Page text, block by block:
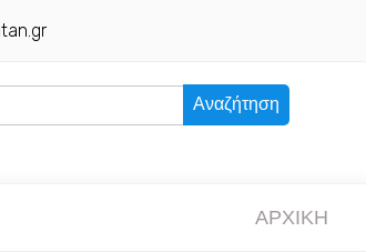
Αναζήτηση
ΑΡΧΙΚΗ